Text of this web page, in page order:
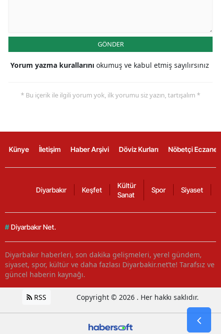
GÖNDER
Yorum yazma kurallarını okumuş ve kabul etmiş sayılırsınız
* Bu içerik ile ilgili yorum yok, ilk yorumu siz yazın, tartışalım *
Künye İletişim Haber Arşivi Döviz Kurları Nöbetçi
Diyarbakır Keşfet
Kültür
Sanat
Spor Siyaset
# Diyarbakır Net.
Diyarbakır haberleri, son dakika gelişmeleri, yerel gündem,
siyaset, spor, kültür ve daha fazlası Diyarbakir.net’te! Tarafsız ve
güncel haberin kaynağı.
RSS Copyright © 2026 . Her hakkı saklıdır.